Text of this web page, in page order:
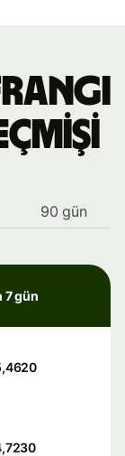
90 gün
7 gün